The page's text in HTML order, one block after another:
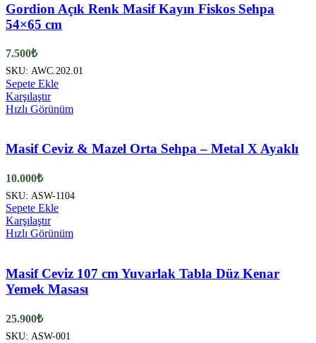
Gordion Açık Renk Masif Kayın Fiskos Sehpa
54×65 cm
7.500₺
SKU: AWC.202.01
Sepete Ekle
Karşılaştır
Hızlı Görünüm
Masif Ceviz & Mazel Orta Sehpa – Metal X Ayaklı
10.000₺
SKU: ASW-1104
Sepete Ekle
Karşılaştır
Hızlı Görünüm
Masif Ceviz 107 cm Yuvarlak Tabla Düz Kenar
Yemek Masası
25.900₺
SKU: ASW-001